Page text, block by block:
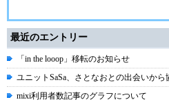
最近のエントリー
「in the looop」移転のお知らせ
ユニットSaSa、さとなおとの出会いから
mixi利用者数記事のグラフについて